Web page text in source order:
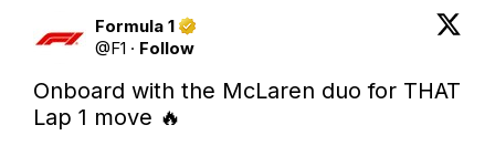
Formula 1
@F1 · Follow
Onboard with the McLaren duo for THAT
Lap 1 move 🔥